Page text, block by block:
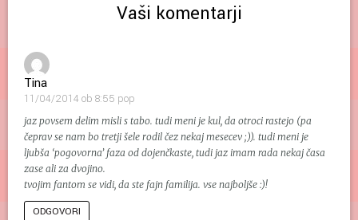
Vaši komentarji
Tina
11/04/2014 ob 8:55 pop
jaz povsem delim misli s tabo. tudi meni je kul, da otroci rastejo (pa
čeprav se nam bo tretji šele rodil čez nekaj mesecev ;)). tudi meni je
ljubša ‘pogovorna’ faza od dojenčkaste, tudi jaz imam rada nekaj časa
zase ali za dvojino.
tvojim fantom se vidi, da ste fajn familija. vse najboljše :)!
ODGOVORI